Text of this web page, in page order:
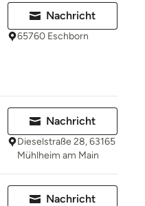
Nachricht
65760 Eschborn
Nachricht
Dieselstraße 28, 63165
Mühlheim am Main
Nachricht